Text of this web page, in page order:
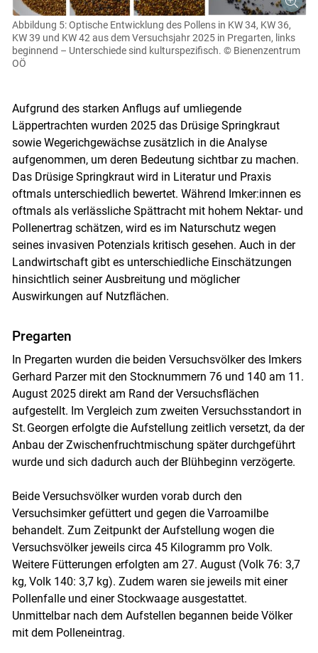
Abbildung 5: Optische Entwicklung des Pollens in KW 34, KW 36,
KW 39 und KW 42 aus dem Versuchsjahr 2025 in Pregarten, links
beginnend – Unterschiede sind kulturspezifisch. © Bienenzentrum
OÖ
Aufgrund des starken Anflugs auf umliegende
Läppertrachten wurden 2025 das Drüsige Springkraut
sowie Wegerichgewächse zusätzlich in die Analyse
aufgenommen, um deren Bedeutung sichtbar zu machen.
Das Drüsige Springkraut wird in Literatur und Praxis
oftmals unterschiedlich bewertet. Während Imker:innen es
oftmals als verlässliche Spättracht mit hohem Nektar- und
Pollenertrag schätzen, wird es im Naturschutz wegen
seines invasiven Potenzials kritisch gesehen. Auch in der
Landwirtschaft gibt es unterschiedliche Einschätzungen
hinsichtlich seiner Ausbreitung und möglicher
Auswirkungen auf Nutzflächen.
Pregarten
In Pregarten wurden die beiden Versuchsvölker des Imkers
Gerhard Parzer mit den Stocknummern 76 und 140 am 11.
August 2025 direkt am Rand der Versuchsflächen
aufgestellt. Im Vergleich zum zweiten Versuchsstandort in
St. Georgen erfolgte die Aufstellung zeitlich versetzt, da der
Anbau der Zwischenfruchtmischung später durchgeführt
wurde und sich dadurch auch der Blühbeginn verzögerte.
Beide Versuchsvölker wurden vorab durch den
Versuchsimker gefüttert und gegen die Varroamilbe
behandelt. Zum Zeitpunkt der Aufstellung wogen die
Versuchsvölker jeweils circa 45 Kilogramm pro Volk.
Weitere Fütterungen erfolgten am 27. August (Volk 76: 3,7
kg, Volk 140: 3,7 kg). Zudem waren sie jeweils mit einer
Pollenfalle und einer Stockwaage ausgestattet.
Unmittelbar nach dem Aufstellen begannen beide Völker
mit dem Polleneintrag.